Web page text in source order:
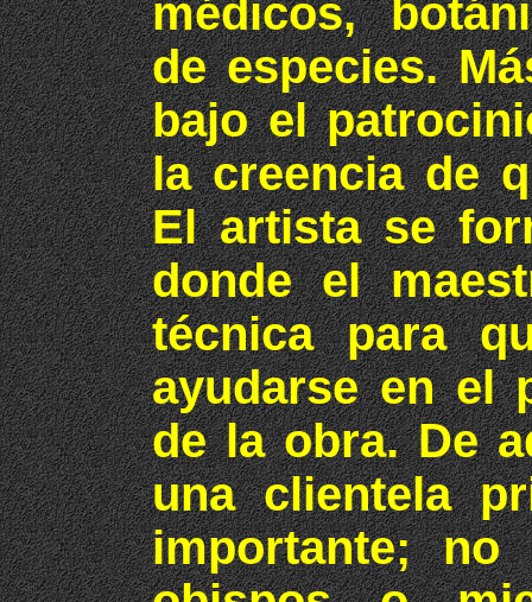
médicos,
de especies.
bajo el
la creencia de
El artista se
donde el
técnica para
ayudarse en el
de la obra. De
una clientela
importante; no